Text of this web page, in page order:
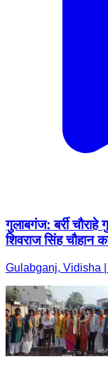
गुलाबगंज: बर्री
शिवराज सिंह
Gulabganj, Vidisha